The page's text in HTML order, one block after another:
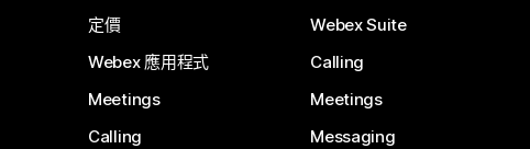
定價
Webex 應用程式
Meetings
Calling
Webex Suite
Calling
Meetings
Messaging